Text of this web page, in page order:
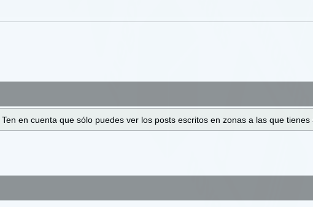
en cuenta que sólo puedes ver los posts escritos en zonas a las que tienes